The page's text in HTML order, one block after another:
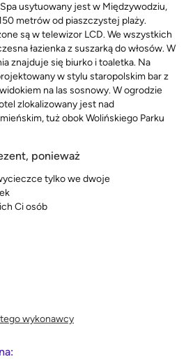
usytuowany jest w Międzywodziu,
metrów od piaszczystej plaży.
są w telewizor LCD. We wszystkich
łazienka z suszarką do włosów. W
znajduje się biurko i toaletka. Na
w stylu staropolskim bar z
na las sosnowy. W ogrodzie
zlokalizowany jest nad
tuż obok Wolińskiego Parku
ponieważ
tylko we dwoje
Ci osób
wykonawcy